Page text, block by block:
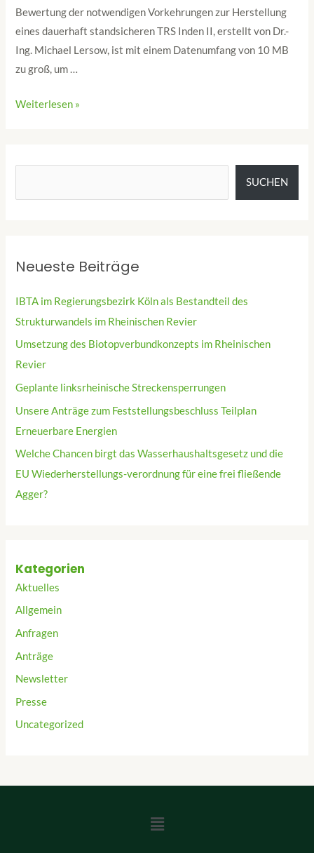
Bewertung der notwendigen Vorkehrungen zur Herstellung
eines dauerhaft standsicheren TRS Inden II, erstellt von Dr.-
Ing. Michael Lersow, ist mit einem Datenumfang von 10 MB
zu groß, um …
Weiterlesen »
SUCHEN
Neueste Beiträge
IBTA im Regierungsbezirk Köln als Bestandteil des
Strukturwandels im Rheinischen Revier
Umsetzung des Biotopverbundkonzepts im Rheinischen
Revier
Geplante linksrheinische Streckensperrungen
Unsere Anträge zum Feststellungsbeschluss Teilplan
Erneuerbare Energien
Welche Chancen birgt das Wasserhaushaltsgesetz und die
EU Wiederherstellungs-verordnung für eine frei fließende
Agger?
Kategorien
Aktuelles
Allgemein
Anfragen
Anträge
Newsletter
Presse
Uncategorized